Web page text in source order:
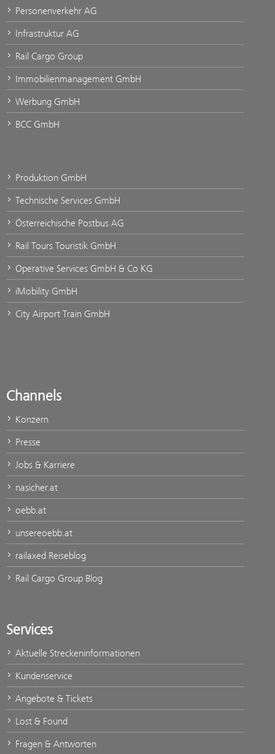
Personenverkehr AG
Infrastruktur AG
Rail Cargo Group
Immobilienmanagement GmbH
Werbung GmbH
BCC GmbH
Produktion GmbH
Technische Services GmbH
Österreichische Postbus AG
Rail Tours Touristik GmbH
Operative Services GmbH & Co KG
iMobility GmbH
City Airport Train GmbH
Channels
Konzern
Presse
Jobs & Karriere
nasicher.at
oebb.at
unsereoebb.at
railaxed Reiseblog
Rail Cargo Group Blog
Services
Aktuelle Streckeninformationen
Kundenservice
Angebote & Tickets
Lost & Found
Fragen & Antworten